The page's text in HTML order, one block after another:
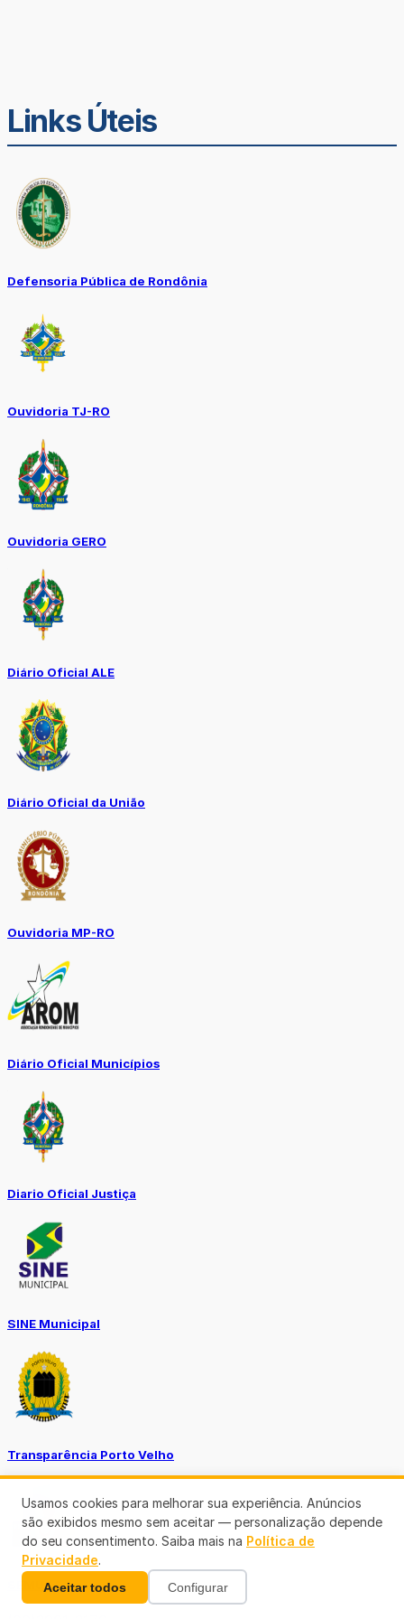
Links Úteis
Defensoria Pública de Rondônia
Ouvidoria TJ-RO
Ouvidoria GERO
Diário Oficial ALE
Diário Oficial da União
Ouvidoria MP-RO
Diário Oficial Municípios
Diario Oficial Justiça
SINE Municipal
Transparência Porto Velho
SEMUSA
Usamos cookies para melhorar sua experiência. Anúncios
são exibidos mesmo sem aceitar — personalização depende
do seu consentimento. Saiba mais na Política de
Privacidade.
Aceitar todos Configurar